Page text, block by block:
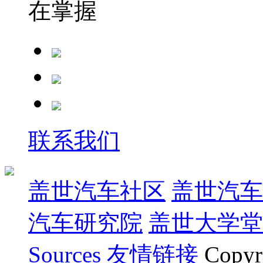
在掌握
联系我们
盖世汽车社区 盖世汽
汽车研究院 盖世大学堂
Sources 友情链接